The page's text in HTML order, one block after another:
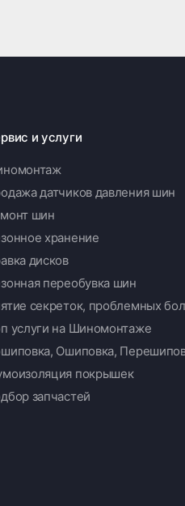
и услуги
датчиков давления шин
шин
хранение
дисков
переобувка шин
секреток, проблемных
услуги на Шиномонтаже
Ошиповка,
покрышек
запчастей